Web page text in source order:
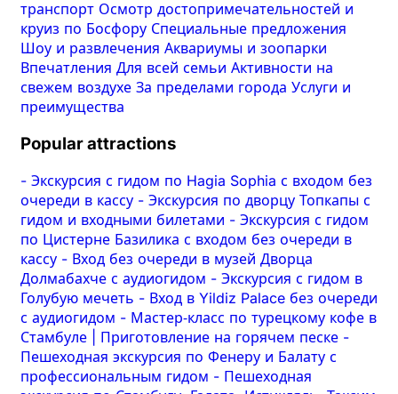
транспорт Осмотр достопримечательностей и
круиз по Босфору Специальные предложения
Шоу и развлечения Аквариумы и зоопарки
Впечатления Для всей семьи Активности на
свежем воздухе За пределами города Услуги и
преимущества
Popular attractions
- Экскурсия с гидом по Hagia Sophia с входом без
очереди в кассу - Экскурсия по дворцу Топкапы с
гидом и входными билетами - Экскурсия с гидом
по Цистерне Базилика с входом без очереди в
кассу - Вход без очереди в музей Дворца
Долмабахче с аудиогидом - Экскурсия с гидом в
Голубую мечеть - Вход в Yildiz Palace без очереди
с аудиогидом - Мастер‑класс по турецкому кофе в
Стамбуле | Приготовление на горячем песке -
Пешеходная экскурсия по Фенеру и Балату с
профессиональным гидом - Пешеходная